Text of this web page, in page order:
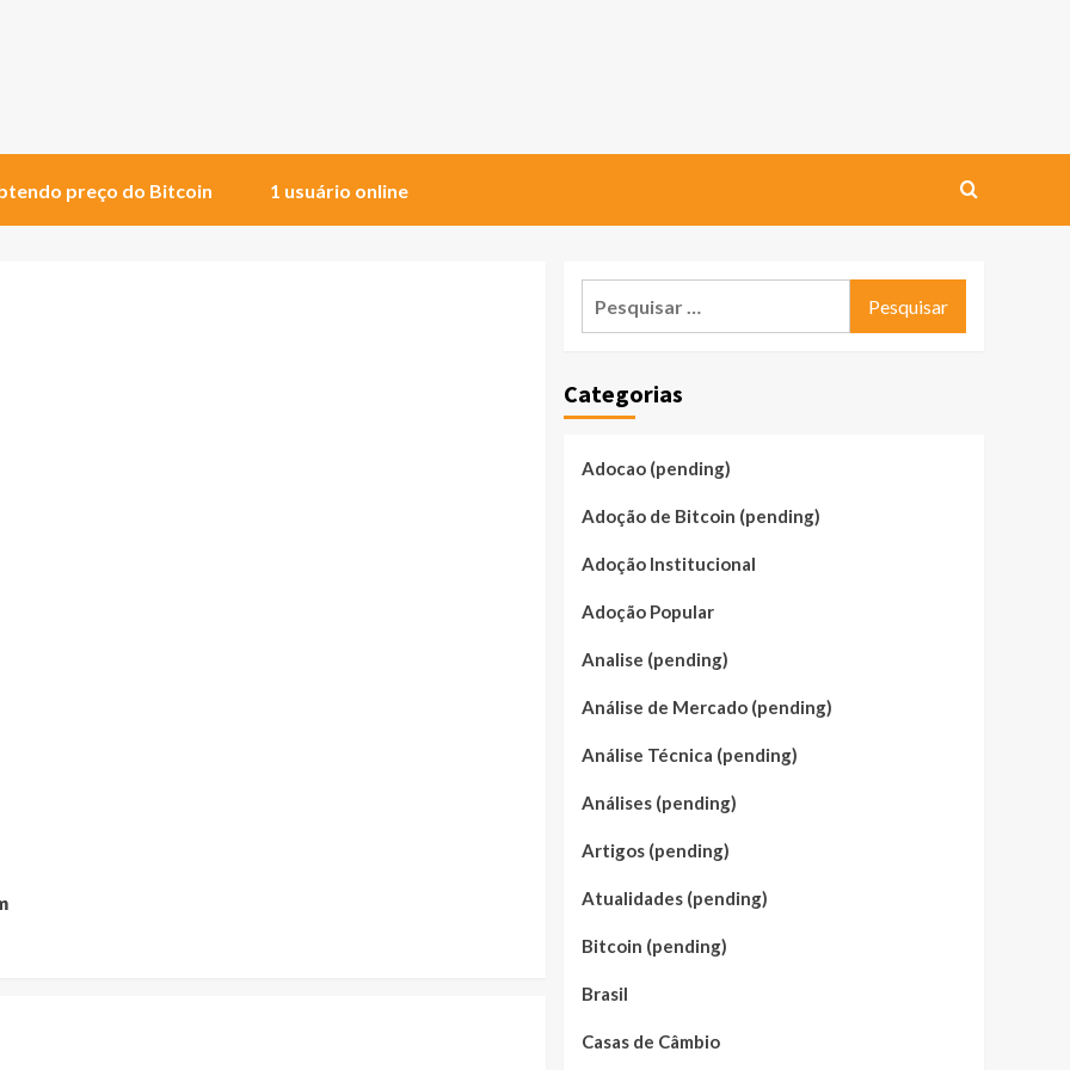
preço do Bitcoin 1 usuário online
Categorias
Adocao (pending)
Adoção de Bitcoin (pending)
Adoção Institucional
Adoção Popular
Analise (pending)
Análise de Mercado (pending)
Análise Técnica (pending)
Análises (pending)
Artigos (pending)
Atualidades (pending)
Bitcoin (pending)
Brasil
Casas de Câmbio